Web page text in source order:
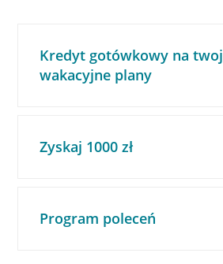
Kredyt gotówkowy na
wakacyjne plany
Zyskaj 1000 zł
Program poleceń